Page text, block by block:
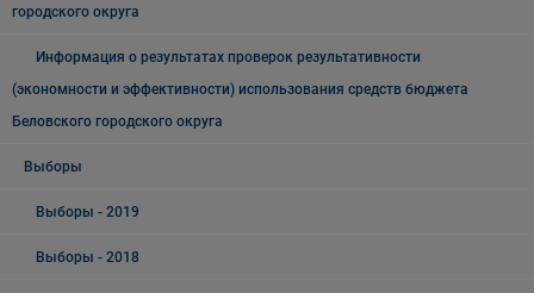
городского округа
Информация о результатах проверок результативности
(экономности и эффективности) использования средств бюджета
Беловского городского округа
Выборы
Выборы - 2019
Выборы - 2018